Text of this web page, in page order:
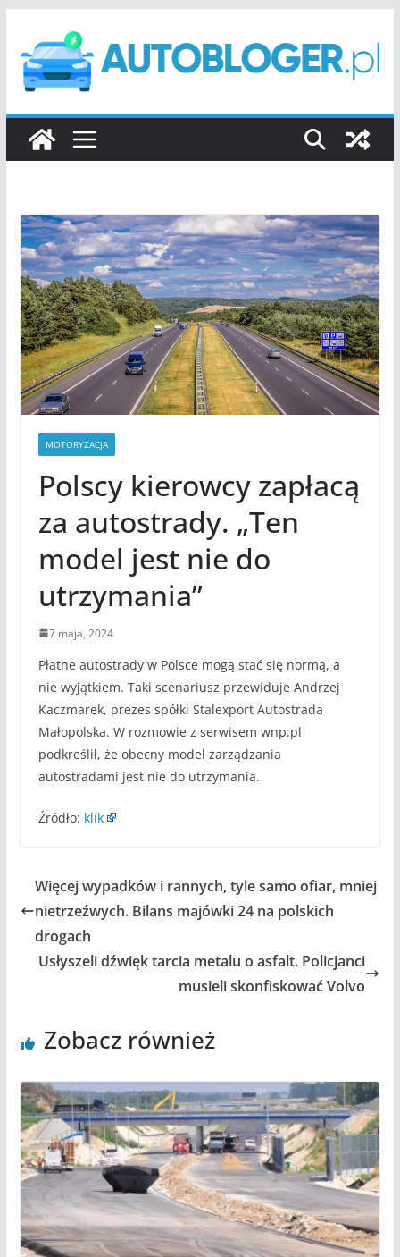
treści
MOTORYZACJA
Polscy kierowcy zapłacą
za autostrady. „Ten
model jest nie do
utrzymania”
7 maja, 2024
Płatne autostrady w Polsce mogą stać się normą, a
nie wyjątkiem. Taki scenariusz przewiduje Andrzej
Kaczmarek, prezes spółki Stalexport Autostrada
Małopolska. W rozmowie z serwisem wnp.pl
podkreślił, że obecny model zarządzania
autostradami jest nie do utrzymania.
Źródło: klik
Więcej wypadków i rannych, tyle samo ofiar, mniej
nietrzeźwych. Bilans majówki 24 na polskich
drogach
Usłyszeli dźwięk tarcia metalu o asfalt. Policjanci
musieli skonfiskować Volvo
Zobacz również